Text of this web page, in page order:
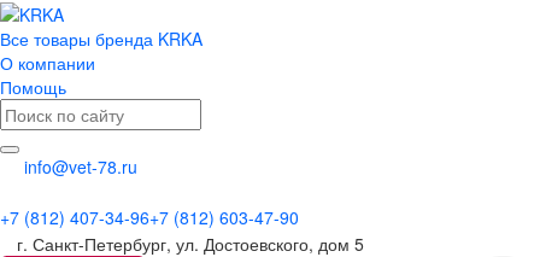
Все товары бренда KRKA
О компании
Помощь
info@vet-78.ru
+7 (812) 407-34-96+7 (812) 603-47-90
г. Санкт-Петербург, ул. Достоевского, дом 5